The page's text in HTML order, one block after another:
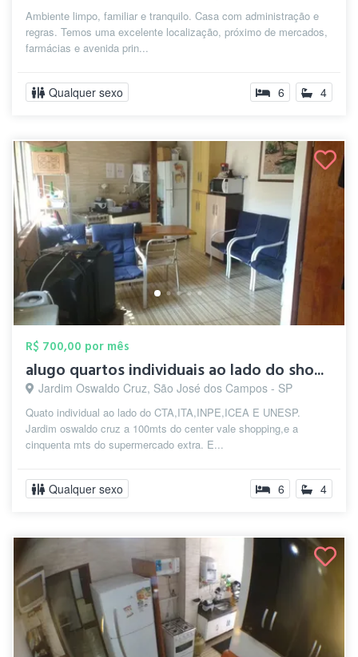
Ambiente limpo, familiar e tranquilo. Casa com administração e
regras. Temos uma excelente localização, próximo de mercados,
farmácias e avenida prin...
Qualquer sexo 6 4
R$ 700,00 por mês
alugo quartos individuais ao lado do sho...
Jardim Oswaldo Cruz, São José dos Campos - SP
Quato individual ao lado do CTA,ITA,INPE,ICEA E UNESP.
Jardim oswaldo cruz a 100mts do center vale shopping,e a
cinquenta mts do supermercado extra. E...
Qualquer sexo 6 4